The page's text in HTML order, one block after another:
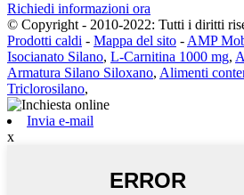
Richiedi informazioni ora
© Copyright - 2010-2022: Tutti i diritti
Prodotti caldi - Mappa del sito - AMP
Isocianato Silano, L-Carnitina 1000 mg,
Armatura Silano Siloxano, Alimenti
Triclorosilano,
Invia e-mail
x